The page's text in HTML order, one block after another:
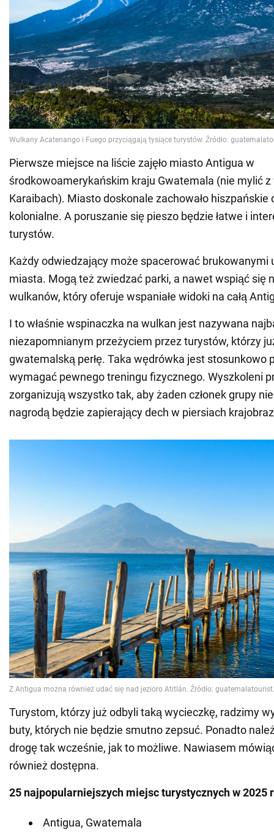
Pierwsze miejsce na liście zajęło miasto Antigua w
środkowoamerykańskim kraju Gwatemala (nie mylić
Karaibach). Miasto doskonale zachowało hiszpańskie
kolonialne. A poruszanie się pieszo będzie łatwe i
turystów.
Każdy odwiedzający może spacerować brukowanymi
miasta. Mogą też zwiedzać parki, a nawet wspiąć się
wulkanów, który oferuje wspaniałe widoki na całą
I to właśnie wspinaczka na wulkan jest nazywana
niezapomnianym przeżyciem przez turystów, którzy
gwatemalską perłę. Taka wędrówka jest stosunkowo
wymagać pewnego treningu fizycznego. Wyszkoleni
zorganizują wszystko tak, aby żaden członek grupy
nagrodą będzie zapierający dech w piersiach
Turystom, którzy już odbyli taką wycieczkę, radzimy
buty, których nie będzie smutno zepsuć. Ponadto
drogę tak wcześnie, jak to możliwe. Nawiasem
również dostępna.
25 najpopularniejszych miejsc turystycznych w 2025
Antigua, Gwatemala